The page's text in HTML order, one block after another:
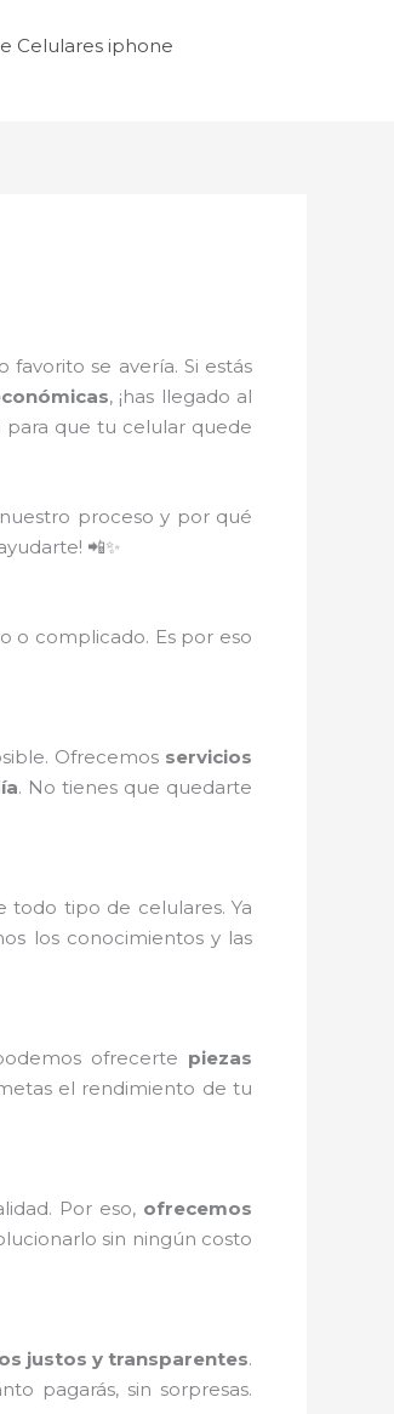
Celulares iphone
se avería. Si estás
, ¡has llegado al
para que tu celular quede
proceso y por qué
📲✨
o complicado. Es por eso
Ofrecemos servicios
. No tienes que quedarte
todo tipo de celulares. Ya
los conocimientos y las
ofrecerte piezas
el rendimiento de tu
Por eso, ofrecemos
sin ningún costo
justos y transparentes.
pagarás, sin sorpresas.